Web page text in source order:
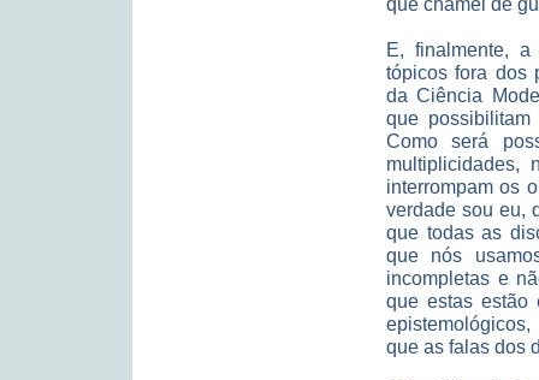
E, finalmente,
tópicos fora dos
da Ciência
que
Como será
multiplicidades,
interrompam os
verdade sou eu,
que todas as
que nós
incompletas e
que estas estão
que as falas dos